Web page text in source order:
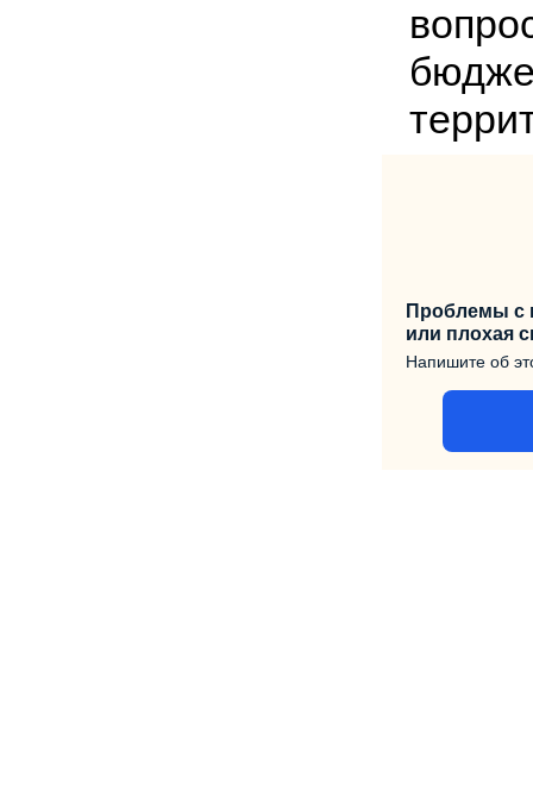
Проблемы с
или плохая
Напишите об